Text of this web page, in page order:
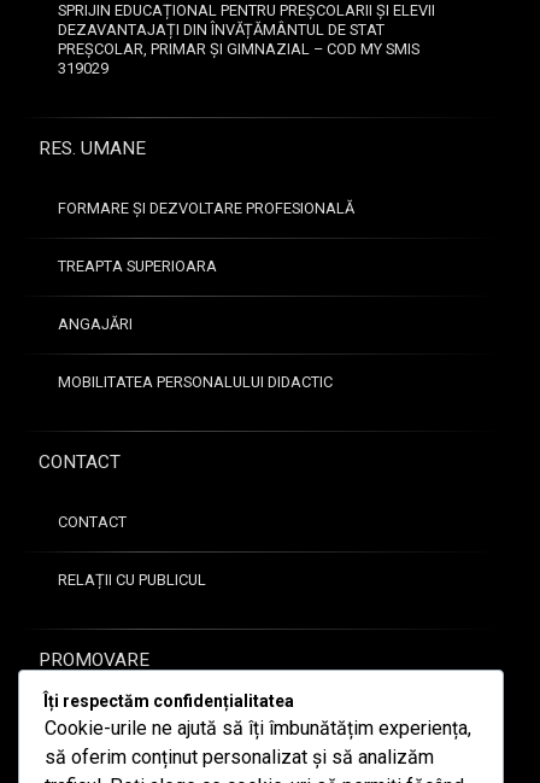
SPRIJIN EDUCAȚIONAL PENTRU PREȘCOLARII ȘI ELEVII
DEZAVANTAJAȚI DIN ÎNVĂȚĂMÂNTUL DE STAT
PREȘCOLAR, PRIMAR ȘI GIMNAZIAL – COD MY SMIS
319029
RES. UMANE
FORMARE ȘI DEZVOLTARE PROFESIONALĂ
TREAPTA SUPERIOARA
ANGAJĂRI
MOBILITATEA PERSONALULUI DIDACTIC
CONTACT
CONTACT
RELAȚII CU PUBLICUL
PROMOVARE
GALERIE FOTO
ARTICOLE DE PRESĂ
Îți respectăm confidențialitatea
Cookie-urile ne ajută să îți îmbunătățim experiența,
să oferim conținut personalizat și să analizăm